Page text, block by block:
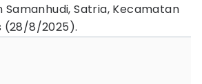
Satria, Kecamatan
(28/8/2025).